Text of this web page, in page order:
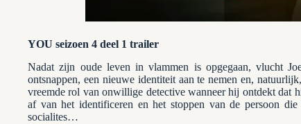
YOU seizoen 4 deel 1 trailer
Nadat zijn oude leven in vlammen is opgegaan, vlucht
ontsnappen, een nieuwe identiteit aan te nemen en,
vreemde rol van onwillige detective wanneer hij ontdekt dat
af van het identificeren en het stoppen van de persoon
socialites…